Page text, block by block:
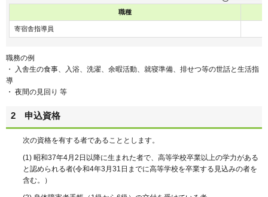
職種
寄宿舎指導員
職務の例
・ 入舎生の食事、入浴、洗濯、余暇活動、就寝準備、排せつ等の世話と生活指
導
・ 夜間の見回り 等
2 申込資格
次の資格を有する者であることとします。
(1) 昭和37年4月2日以降に生まれた者で、高等学校卒業以上の学力がある
と認められる者(令和4年3月31日までに高等学校を卒業する見込みの者を
含む。）